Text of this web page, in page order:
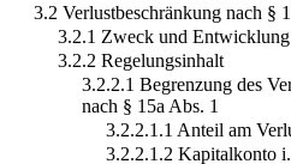
3.2 Verlustbeschränkung nach §
3.2.1 Zweck und Entwicklung
3.2.2 Regelungsinhalt
3.2.2.1 Begrenzung des
nach § 15a Abs. 1
3.2.2.1.1 Anteil am
3.2.2.1.2 Kapitalkonto